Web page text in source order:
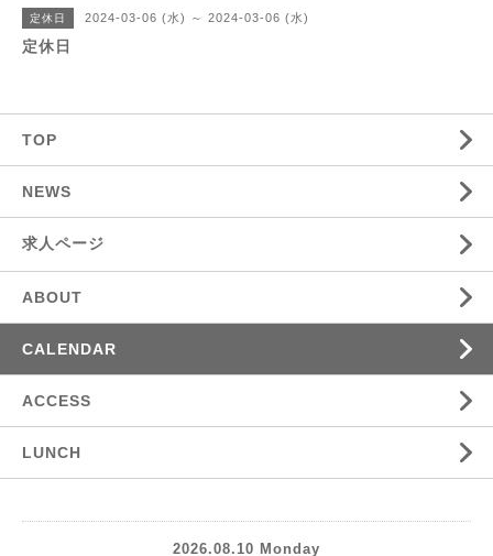
定休日 2024-03-06 (水) ～ 2024-03-06 (水)
定休日
TOP
NEWS
求人ページ
ABOUT
CALENDAR
ACCESS
LUNCH
2026.08.10 Monday